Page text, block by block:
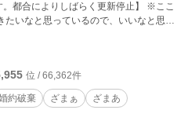
合によりしばらく更新停止】 ※ここ
いなと思っているので、いいなと思っ
ると幸いです。
位 / 66,362件
約破棄 ざまぁ
ざまあ